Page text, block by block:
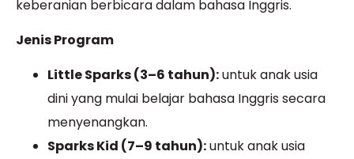
keberanian berbicara dalam bahasa Inggris.
Jenis Program
Little Sparks (3–6 tahun):untuk anak usia
dini yang mulai belajar bahasa Inggris secara
menyenangkan.
Sparks Kid (7–9 tahun):untuk anak usia